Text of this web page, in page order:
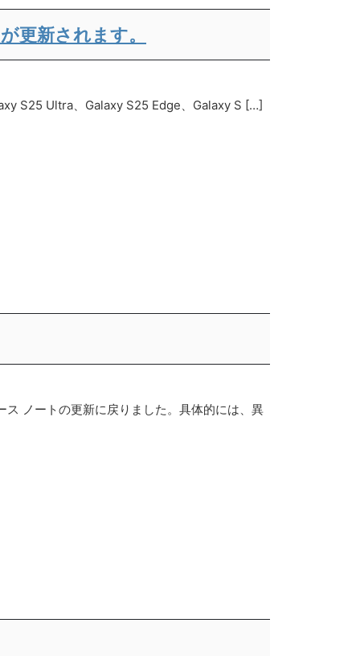
更新されます。
S25 Ultra、Galaxy S25 Edge、Galaxy S […]
ノートの更新に戻りました。具体的には、異